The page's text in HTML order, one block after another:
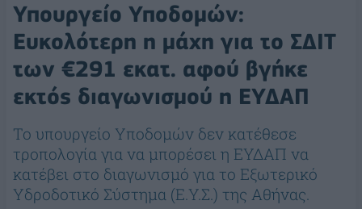
Υπουργείο Υποδομών:
Ευκολότερη η μάχη για το ΣΔΙΤ
των €291 εκατ. αφού βγήκε
εκτός διαγωνισμού η ΕΥΔΑΠ
Το υπουργείο Υποδομών δεν κατέθεσε
τροπολογία για να μπορέσει η ΕΥΔΑΠ να
κατέβει στο διαγωνισμό για το Εξωτερικό
Υδροδοτικό Σύστημα (Ε.Υ.Σ.) της Αθήνας.